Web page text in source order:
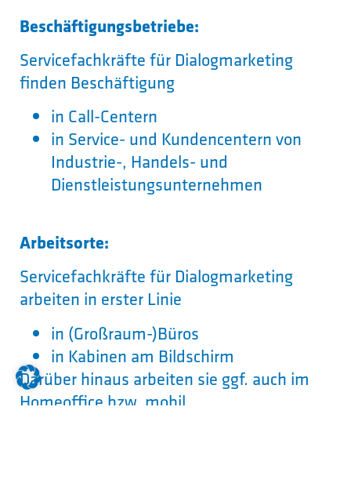
Beschäftigungsbetriebe:
Servicefachkräfte für Dialogmarketing
finden Beschäftigung
in Call-Centern
in Service- und Kundencentern von
Industrie-, Handels- und
Dienstleistungsunternehmen
Arbeitsorte:
Servicefachkräfte für Dialogmarketing
arbeiten in erster Linie
in (Großraum-)Büros
in Kabinen am Bildschirm
Darüber hinaus arbeiten sie ggf. auch im
Homeoffice bzw. mobil.